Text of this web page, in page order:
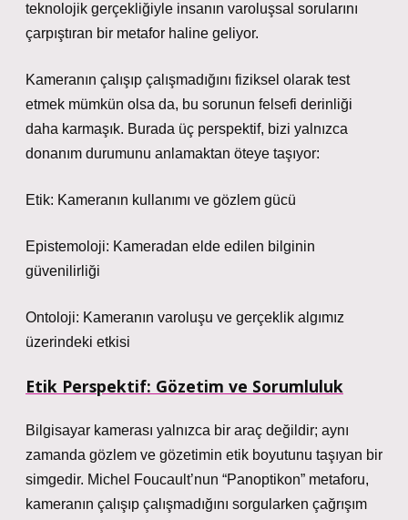
teknolojik gerçekliğiyle insanın varoluşsal sorularını
çarpıştıran bir metafor haline geliyor.
Kameranın çalışıp çalışmadığını fiziksel olarak test
etmek mümkün olsa da, bu sorunun felsefi derinliği
daha karmaşık. Burada üç perspektif, bizi yalnızca
donanım durumunu anlamaktan öteye taşıyor:
Etik: Kameranın kullanımı ve gözlem gücü
Epistemoloji: Kameradan elde edilen bilginin
güvenilirliği
Ontoloji: Kameranın varoluşu ve gerçeklik algımız
üzerindeki etkisi
Etik Perspektif: Gözetim ve Sorumluluk
Bilgisayar kamerası yalnızca bir araç değildir; aynı
zamanda gözlem ve gözetimin etik boyutunu taşıyan bir
simgedir. Michel Foucault’nun “Panoptikon” metaforu,
kameranın çalışıp çalışmadığını sorgularken çağrışım